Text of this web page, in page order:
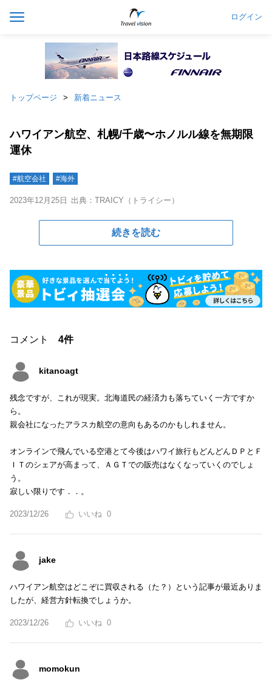
ログイン
トップページ 新着ニュース
ハワイアン航空、札幌/千歳〜ホノルル線を無期限
運休
#航空会社 #海外
2023年12月25日 出典：TRAICY（トライシー）
続きを読む
コメント 4件
kitanoagt
残念ですが、これが現実。北海道民の経済力も落ちていく一方ですか
ら。
親会社になったアラスカ航空の意向もあるのかもしれません。
オンラインで飛んでいる空港とて今後はハワイ旅行もどんどんＤＰとＦ
ＩＴのシェアが高まって、ＡＧＴでの販売はなくなっていくのでしょ
う。
寂しい限りです．．。
2023/12/26 0
jake
ハワイアン航空はどこぞに買収される（た？）という記事が最近ありま
したが、経営方針転換でしょうか。
2023/12/26 0
momokun